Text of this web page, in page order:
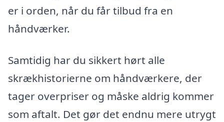
er i orden, når du får tilbud fra en
håndværker.
Samtidig har du sikkert hørt alle
skrækhistorierne om håndværkere, der
tager overpriser og måske aldrig kommer
som aftalt. Det gør det endnu mere utrygt